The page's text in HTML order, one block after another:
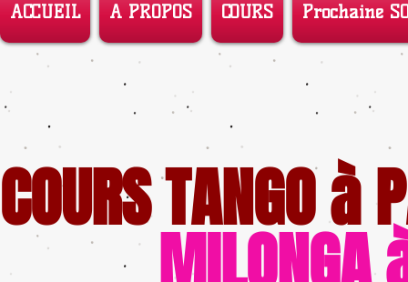
ACCUEIL A PROPOS COURS Prochaine
COURS TANGO à